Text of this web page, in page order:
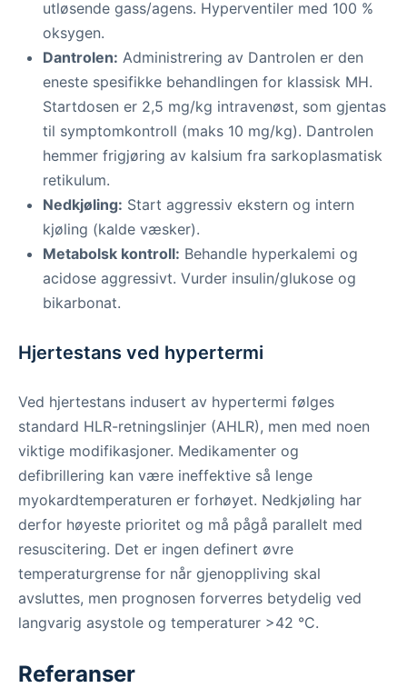
utløsende gass/agens. Hyperventiler med 100 %
oksygen.
Dantrolen: Administrering av Dantrolen er den
eneste spesifikke behandlingen for klassisk MH.
Startdosen er 2,5 mg/kg intravenøst, som gjentas
til symptomkontroll (maks 10 mg/kg). Dantrolen
hemmer frigjøring av kalsium fra sarkoplasmatisk
retikulum.
Nedkjøling: Start aggressiv ekstern og intern
kjøling (kalde væsker).
Metabolsk kontroll: Behandle hyperkalemi og
acidose aggressivt. Vurder insulin/glukose og
bikarbonat.
Hjertestans ved hypertermi
Ved hjertestans indusert av hypertermi følges
standard HLR-retningslinjer (AHLR), men med noen
viktige modifikasjoner. Medikamenter og
defibrillering kan være ineffektive så lenge
myokardtemperaturen er forhøyet. Nedkjøling har
derfor høyeste prioritet og må pågå parallelt med
resuscitering. Det er ingen definert øvre
temperaturgrense for når gjenoppliving skal
avsluttes, men prognosen forverres betydelig ved
langvarig asystole og temperaturer >42 °C.
Referanser